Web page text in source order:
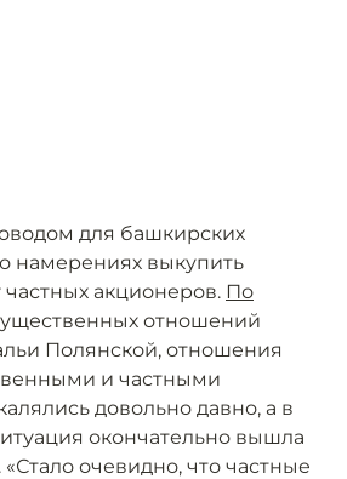
для башкирских
о намерениях выкупить
акционеров. По
отношений
Полянской, отношения
и частными
довольно давно, а в
окончательно вышла
очевидно, что частные